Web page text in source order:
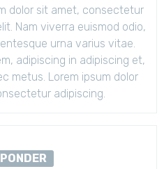
dolor sit amet, consectetur
Nam viverra euismod odio,
urna varius vitae.
adipiscing in adipiscing et,
metus. Lorem ipsum dolor
adipiscing.